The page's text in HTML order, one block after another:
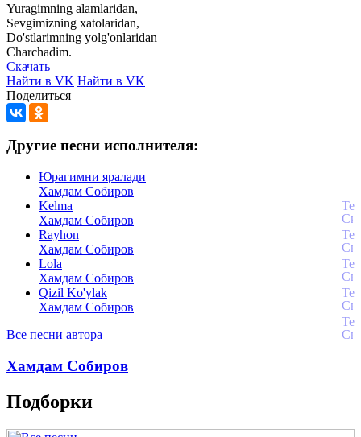
Yuragimning alamlaridan,
Sevgimizning xatolaridan,
Do'stlarimning yolg'onlaridan
Charchadim.
Скачать
Найти в VK Найти в VK
Поделиться
Другие песни исполнителя:
Юрагимни яралади
Хамдам Собиров
Kelma
Хамдам Собиров
Rayhon
Хамдам Собиров
Lola
Хамдам Собиров
Qizil Ko'ylak
Хамдам Собиров
Все песни автора
Хамдам Собиров
Подборки